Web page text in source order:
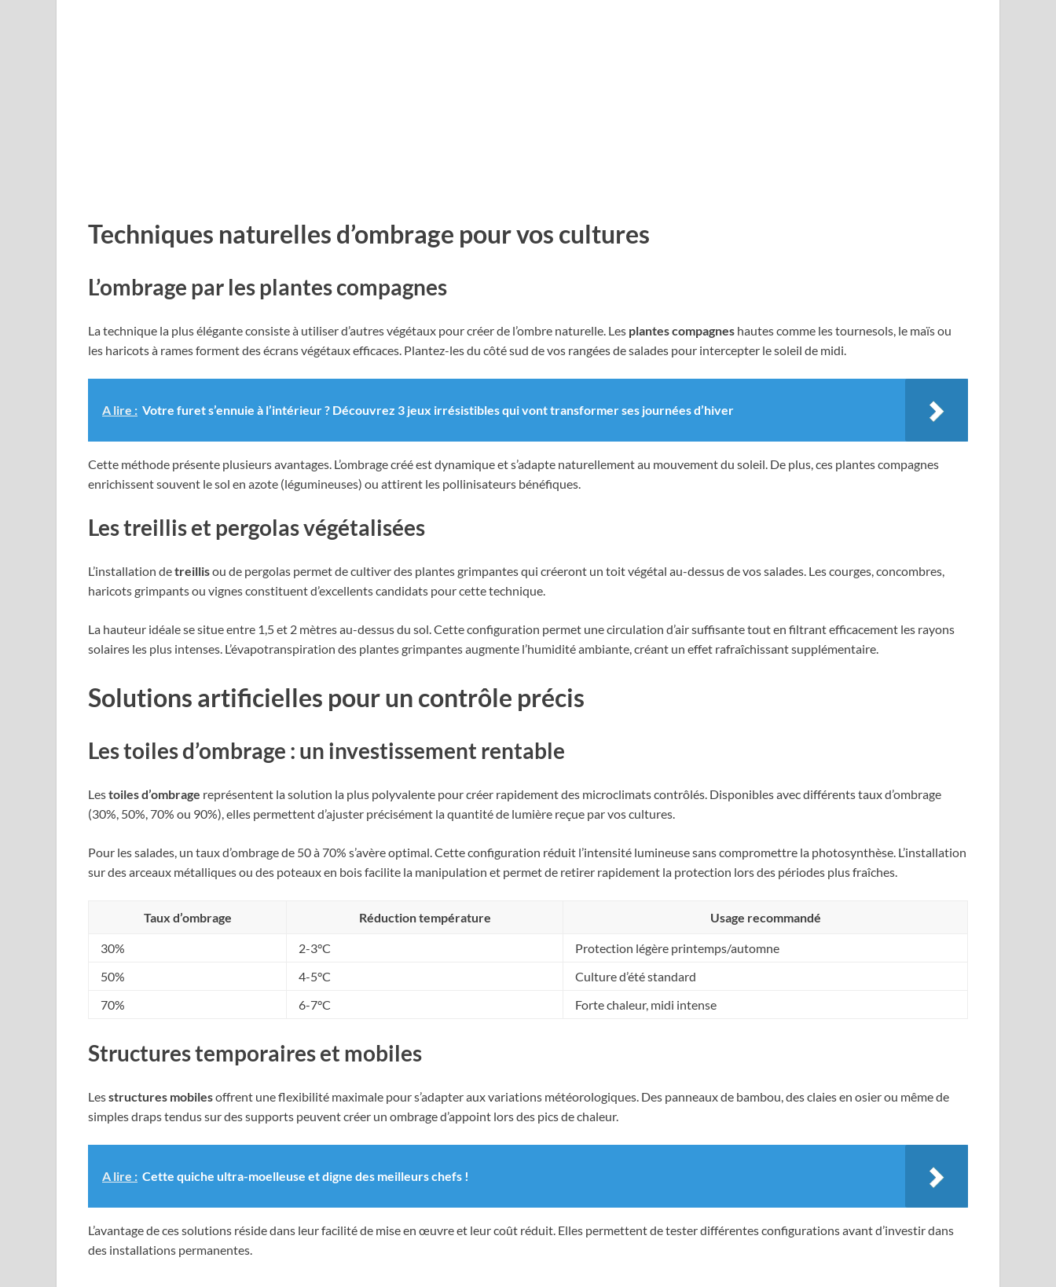
Techniques naturelles d’ombrage pour vos cultures
L’ombrage par les plantes compagnes
La technique la plus élégante consiste à utiliser d’autres végétaux pour créer de l’ombre naturelle. Les plantes compagnes hautes comme les tournesols, le maïs ou
les haricots à rames forment des écrans végétaux efficaces. Plantez-les du côté sud de vos rangées de salades pour intercepter le soleil de midi.
A lire : Votre furet s’ennuie à l’intérieur ? Découvrez 3 jeux irrésistibles qui vont transformer ses journées d’hiver
Cette méthode présente plusieurs avantages. L’ombrage créé est dynamique et s’adapte naturellement au mouvement du soleil. De plus, ces plantes compagnes
enrichissent souvent le sol en azote (légumineuses) ou attirent les pollinisateurs bénéfiques.
Les treillis et pergolas végétalisées
L’installation detreillisou de pergolas permet de cultiver des plantes grimpantes qui créeront un toit végétal au-dessus de vos salades. Les courges, concombres,
haricots grimpants ou vignes constituent d’excellents candidats pour cette technique.
La hauteur idéale se situe entre 1,5 et 2 mètres au-dessus du sol. Cette configuration permet une circulation d’air suffisante tout en filtrant efficacement les rayons
solaires les plus intenses. L’évapotranspiration des plantes grimpantes augmente l’humidité ambiante, créant un effet rafraîchissant supplémentaire.
Solutions artificielles pour un contrôle précis
Les toiles d’ombrage : un investissement rentable
Lestoiles d’ombrage représentent la solution la plus polyvalente pour créer rapidement des microclimats contrôlés. Disponibles avec différents taux d’ombrage
(30%, 50%, 70% ou 90%), elles permettent d’ajuster précisément la quantité de lumière reçue par vos cultures.
Pour les salades, un taux d’ombrage de 50 à 70% s’avère optimal. Cette configuration réduit l’intensité lumineuse sans compromettre la photosynthèse. L’installation
sur des arceaux métalliques ou des poteaux en bois facilite la manipulation et permet de retirer rapidement la protection lors des périodes plus fraîches.
Taux d’ombrage Réduction température Usage recommandé
30% 2-3°C
Protection légère printemps/automne
50%
4-5°C
Culture d’été standard
70%
6-7°C Forte chaleur, midi intense
Structures temporaires et mobiles
Lesstructures mobilesoffrent une flexibilité maximale pour s’adapter aux variations météorologiques. Des panneaux de bambou, des claies en osier ou même de
simples draps tendus sur des supports peuvent créer un ombrage d’appoint lors des pics de chaleur.
A lire : Cette quiche ultra-moelleuse et digne des meilleurs chefs !
L’avantage de ces solutions réside dans leur facilité de mise en œuvre et leur coût réduit. Elles permettent de tester différentes configurations avant d’investir dans
des installations permanentes.